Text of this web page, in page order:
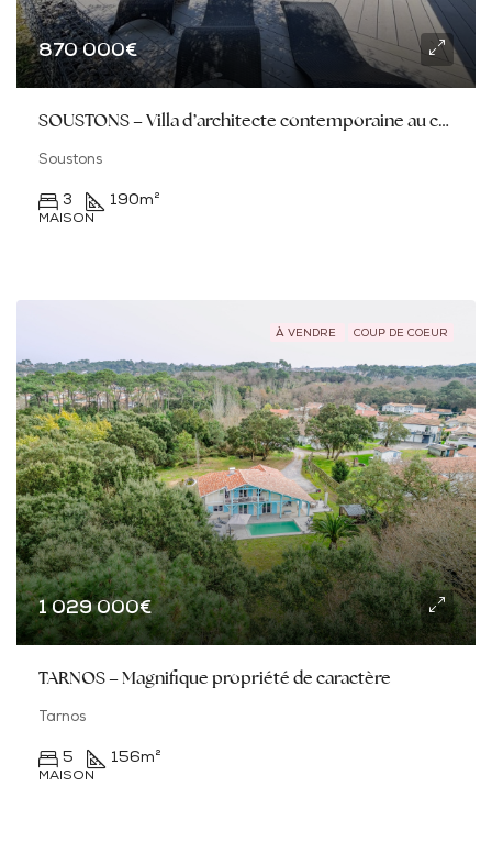
870 000€
SOUSTONS – Villa d’architecte contemporaine au calme absolu à 600 m du lac
Soustons
3 190m²
MAISON
À VENDRE COUP DE COEUR
1 029 000€
TARNOS – Magnifique propriété de caractère
Tarnos
5 156m²
MAISON